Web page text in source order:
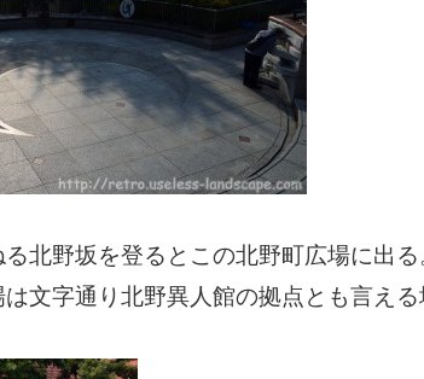
北野坂を登るとこの北野町広場に出
文字通り北野異人館の拠点とも言える